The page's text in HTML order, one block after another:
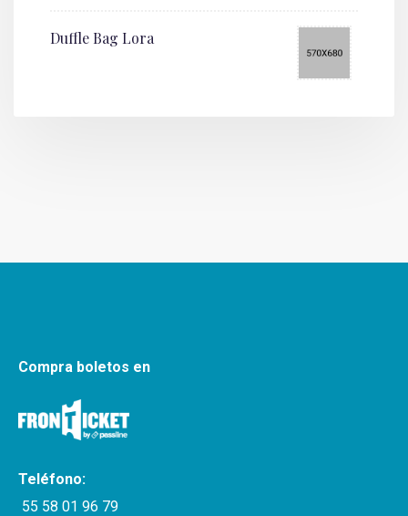
Duffle Bag Lora
Compra boletos en
Teléfono:
55 58 01 96 79